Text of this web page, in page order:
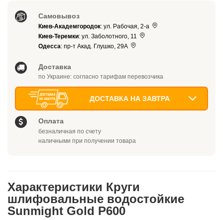
Самовывоз
Киев-Академгородок: ул. Рабочая, 2-а
Киев-Теремки: ул. Заболотного, 11
Одесса: пр-т Акад. Глушко, 29А
Доставка
по Украине: согласно тарифам перевозчика
ДОСТАВКА НА ЗАВТРА
Оплата
безналичная по счету
наличными при получении товара
Характеристики Круги
шлифовальные водостойкие
Sunmight Gold P600